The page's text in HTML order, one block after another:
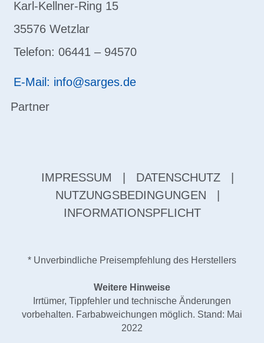
Karl-Kellner-Ring 15
35576 Wetzlar
Telefon: 06441 – 94570
E-Mail: info@sarges.de
Partner
IMPRESSUM DATENSCHUTZ
NUTZUNGSBEDINGUNGEN
INFORMATIONSPFLICHT
* Unverbindliche Preisempfehlung des Herstellers
Weitere Hinweise
Irrtümer, Tippfehler und technische Änderungen
vorbehalten. Farbabweichungen möglich. Stand: Mai
2022